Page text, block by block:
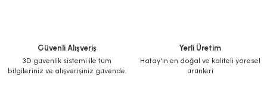
Güvenli Alışveriş
3D güvenlik sistemi ile tüm
bilgileriniz ve alışverişiniz güvende.
Yerli Üretim
Hatay'ın en doğal ve kaliteli yöresel
ürünleri